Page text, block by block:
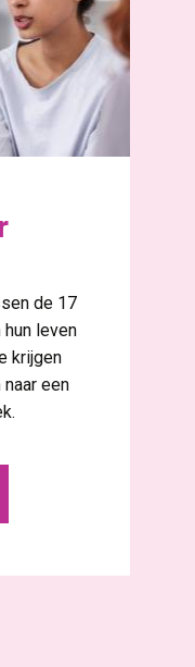
de 17
leven
krijgen
een